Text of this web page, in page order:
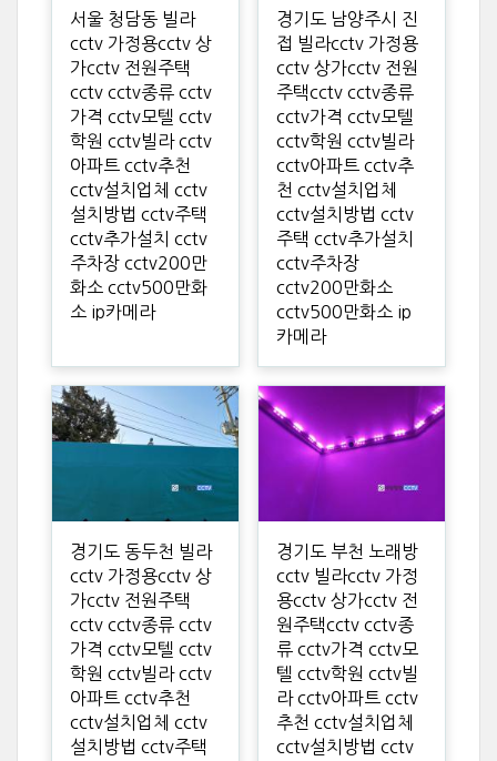
서울 청담동 빌라
cctv 가정용cctv 상
가cctv 전원주택
cctv cctv종류 cctv
가격 cctv모텔 cctv
학원 cctv빌라 cctv
아파트 cctv추천
cctv설치업체 cctv
설치방법 cctv주택
cctv추가설치 cctv
주차장 cctv200만
화소 cctv500만화
소 ip카메라
경기도 남양주시 진
접 빌라cctv 가정용
cctv 상가cctv 전원
주택cctv cctv종류
cctv가격 cctv모텔
cctv학원 cctv빌라
cctv아파트 cctv추
천 cctv설치업체
cctv설치방법 cctv
주택 cctv추가설치
cctv주차장
cctv200만화소
cctv500만화소 ip
카메라
경기도 동두천 빌라
cctv 가정용cctv 상
가cctv 전원주택
cctv cctv종류 cctv
가격 cctv모텔 cctv
학원 cctv빌라 cctv
아파트 cctv추천
cctv설치업체 cctv
설치방법 cctv주택
경기도 부천 노래방
cctv 빌라cctv 가정
용cctv 상가cctv 전
원주택cctv cctv종
류 cctv가격 cctv모
텔 cctv학원 cctv빌
라 cctv아파트 cctv
추천 cctv설치업체
cctv설치방법 cctv